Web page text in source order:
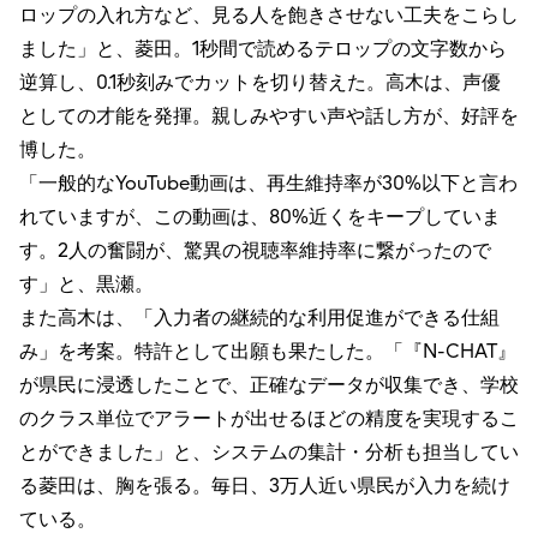
ロップの入れ方など、見る人を飽きさせない工夫をこらし
ました」と、菱田。1秒間で読めるテロップの文字数から
逆算し、0.1秒刻みでカットを切り替えた。高木は、声優
としての才能を発揮。親しみやすい声や話し方が、好評を
博した。
「一般的なYouTube動画は、再生維持率が30%以下と言わ
れていますが、この動画は、80%近くをキープしていま
す。2人の奮闘が、驚異の視聴率維持率に繋がったので
す」と、黒瀬。
また高木は、「入力者の継続的な利用促進ができる仕組
み」を考案。特許として出願も果たした。「『N-CHAT』
が県民に浸透したことで、正確なデータが収集でき、学校
のクラス単位でアラートが出せるほどの精度を実現するこ
とができました」と、システムの集計・分析も担当してい
る菱田は、胸を張る。毎日、3万人近い県民が入力を続け
ている。